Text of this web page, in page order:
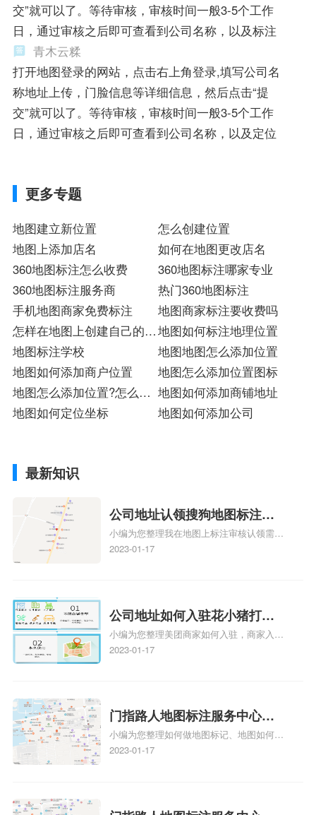
交”就可以了。等待审核，审核时间一般3-5个工作
日，通过审核之后即可查看到公司名称，以及标注
青木云糅
打开地图登录的网站，点击右上角登录,填写公司名
称地址上传，门脸信息等详细信息，然后点击“提
交”就可以了。等待审核，审核时间一般3-5个工作
日，通过审核之后即可查看到公司名称，以及定位
更多专题
地图建立新位置
怎么创建位置
地图上添加店名
如何在地图更改店名
360地图标注怎么收费
360地图标注哪家专业
360地图标注服务商
热门360地图标注
手机地图商家免费标注
地图商家标注要收费吗
怎样在地图上创建自己的位
置
地图如何标注地理位置
地图标注学校
地图地图怎么添加位置
地图如何添加商户位置
地图怎么添加位置图标
地图怎么添加位置?怎么删
除位置?
地图如何添加商铺地址
地图如何定位坐标
地图如何添加公司
最新知识
公司地址认领搜狗地图标注多
久审核？公司地址认领地图标
注多久审核？
小编为您整理我在地图上标注审核认领需要
多久、我在地图上标注审核认领需要多久
情可查看下方正文！
2023-01-17
公司地址如何入驻花小猪打车
地图标记？指路人地图标注服
务中心铺如何入驻花小猪打车
小编为您整理美团商家如何入驻，商家入驻
教程、商家如何入驻地图、如何入驻地:、
2023-01-17
门指路人地图标注服务中心如
何做花小猪打车地图位置标
记？门指路人地图标注服务中
小编为您整理如何做地图标记、地图如何做
标记、so搜街景中如何做标记、360e启花贷
关地图标注知识，详情可查看下方正文！
2023-01-17